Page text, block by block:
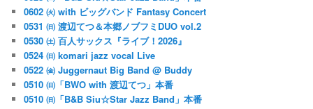
0602 ㈫ with ビッグバンド Fantasy Concert
0531 ㈰ 渡辺てつ＆本郷ノブフミDUO vol.2
0530 ㈯ 百人サックス『ライブ！2026』
0524 ㈰ komari jazz vocal Live
0522 ㈮ Juggernaut Big Band @ Buddy
0510 ㈰「BWO with 渡辺てつ」本番
0510 ㈰「B&B Siu☆Star Jazz Band」本番